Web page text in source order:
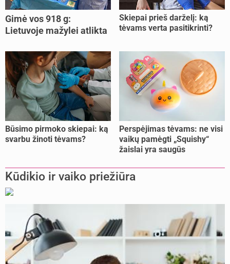
Gimė vos 918 g:
Lietuvoje mažylei atlikta
Skiepai prieš darželį: ką
tėvams verta pasitikrinti?
Būsimo pirmoko skiepai: ką
svarbu žinoti tėvams?
Perspėjimas tėvams: ne visi
vaikų pamėgti „Squishy“
žaislai yra saugūs
Kūdikio ir vaiko priežiūra